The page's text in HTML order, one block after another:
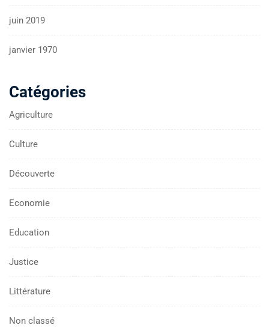
juin 2019
janvier 1970
Catégories
Agriculture
Culture
Découverte
Economie
Education
Justice
Littérature
Non classé